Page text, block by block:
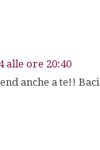
alle ore 20:40
anche a te!! Baci